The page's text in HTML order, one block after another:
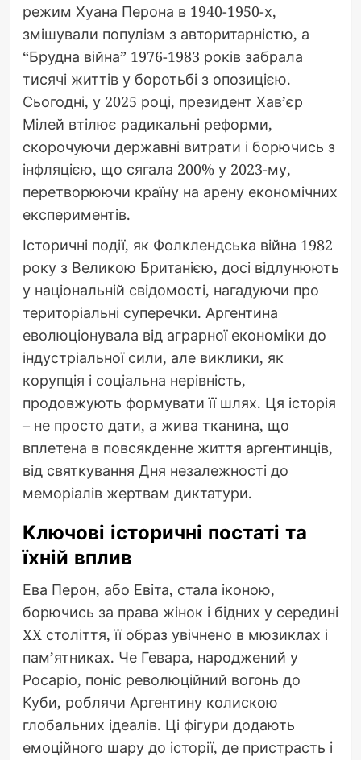
режим Хуана Перона в 1940-1950-х,
змішували популізм з авторитарністю, а
“Брудна війна” 1976-1983 років забрала
тисячі життів у боротьбі з опозицією.
Сьогодні, у 2025 році, президент Хав’єр
Мілей втілює радикальні реформи,
скорочуючи державні витрати і борючись з
інфляцією, що сягала 200% у 2023-му,
перетворюючи країну на арену економічних
експериментів.
Історичні події, як Фолклендська війна 1982
року з Великою Британією, досі відлунюють
у національній свідомості, нагадуючи про
територіальні суперечки. Аргентина
еволюціонувала від аграрної економіки до
індустріальної сили, але виклики, як
корупція і соціальна нерівність,
продовжують формувати її шлях. Ця історія
– не просто дати, а жива тканина, що
вплетена в повсякденне життя аргентинців,
від святкування Дня незалежності до
меморіалів жертвам диктатури.
Ключові історичні постаті та
їхній вплив
Ева Перон, або Евіта, стала іконою,
борючись за права жінок і бідних у середині
XX століття, її образ увічнено в мюзиклах і
пам’ятниках. Че Гевара, народжений у
Росаріо, поніс революційний вогонь до
Куби, роблячи Аргентину колискою
глобальних ідеалів. Ці фігури додають
емоційного шару до історії, де пристрасть і